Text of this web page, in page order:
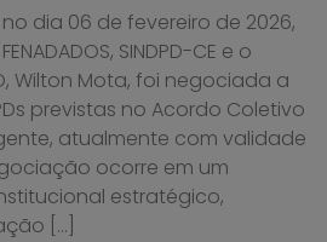
dia 06 de fevereiro de 2026,
SINDPD-CE e o
Wilton Mota, foi negociada a
previstas no Acordo Coletivo
atualmente com validade
ocorre em um
estratégico,
[…]